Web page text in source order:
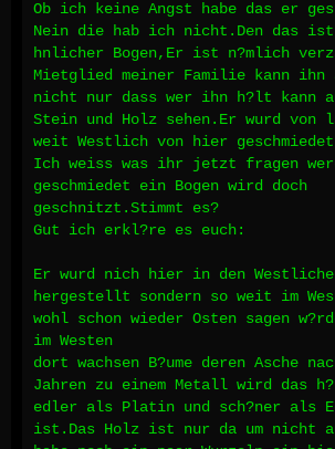
Ob ich keine Angst habe das er
Nein die hab ich nicht.Den das ist
hnlicher Bogen,Er ist n?mlich
Mietglied meiner Familie kann ihn
nicht nur dass wer ihn h?lt kann
Stein und Holz sehen.Er wurd von
weit Westlich von hier
Ich weiss was ihr jetzt fragen
geschmiedet ein Bogen wird doch
geschnitzt.Stimmt es?
Gut ich erkl?re es euch:
Er wurd nich hier in den
hergestellt sondern so weit im
wohl schon wieder Osten sagen
im Westen
dort wachsen B?ume deren Asche
Jahren zu einem Metall wird das
edler als Platin und sch?ner als
ist.Das Holz ist nur da um nicht